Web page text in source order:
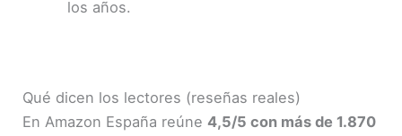
los años.
Qué dicen los lectores (reseñas reales)
En Amazon España reúne4,5/5 con más de 1.870